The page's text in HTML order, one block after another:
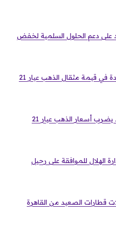
على دعم الحلول السلمية لخفض
تحديثات الأسعار.. قفزة جديدة في قيمة مثقال الذهب عيار 21
بفارق 800 جنيه.. تراجع حاد يضرب أسعار الذهب عيار 21
الهلال للموافقة على رحيل
قطارات الصعيد من القاهرة